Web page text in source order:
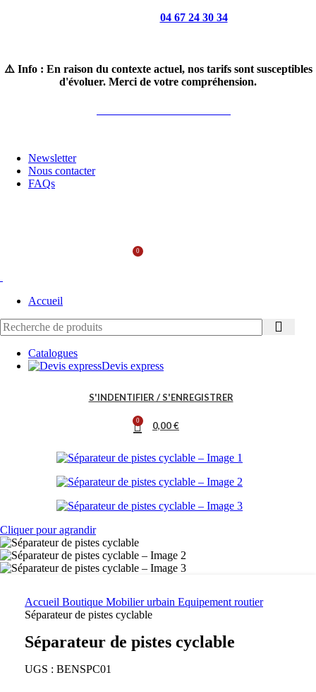
04 67 24 30 34
⚠️ Info : En raison du contexte actuel, nos tarifs sont susceptibles
d'évoluer. Merci de votre compréhension.
Newsletter
Nous contacter
FAQs
0
Accueil
Catalogues
Devis express
S'INDENTIFIER / S'ENREGISTRER
0 0,00€
Cliquer pour agrandir
Accueil Boutique Mobilier urbain Equipement routier
Séparateur de pistes cyclable
Séparateur de pistes cyclable
UGS : BENSPC01